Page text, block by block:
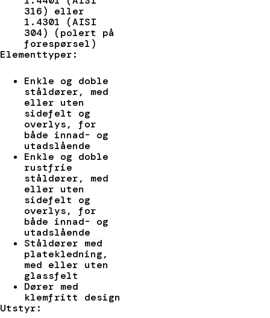
316) eller
1.4301 (AISI
304) (polert på
forespørsel)
Elementtyper:
Enkle og doble
ståldører, med
eller uten
sidefelt og
overlys, for
både innad- og
utadslående
Enkle og doble
rustfrie
ståldører, med
eller uten
sidefelt og
overlys, for
både innad- og
utadslående
Ståldører med
platekledning,
med eller uten
glassfelt
Dører med
klemfritt design
Utstyr: